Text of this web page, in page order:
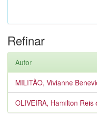
Refinar
Autor
MILITÃO, Vivianne
OLIVEIRA, Hamilton Reis